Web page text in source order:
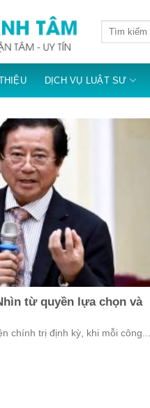
DỊCH VỤ LUẬT SƯ
từ quyền lựa chọn và
chính trị định kỳ, khi mỗi công...